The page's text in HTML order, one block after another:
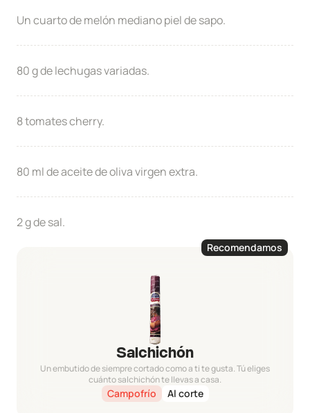
Un cuarto de melón mediano piel de sapo.
80 g de lechugas variadas.
8 tomates cherry.
80 ml de aceite de oliva virgen extra.
2 g de sal.
Salchichón
Un embutido de siempre cortado como a ti te gusta. Tú eliges
cuánto salchichón te llevas a casa.
Campofrío Al corte
Recomendamos